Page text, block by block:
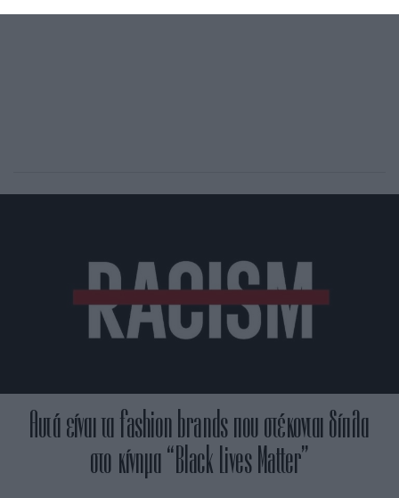
Αυτά είναι τα fashion brands που στέκονται δίπλα
στο κίνημα “Black Lives Matter”